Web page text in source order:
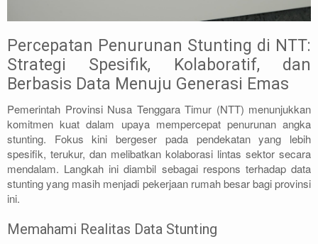
Percepatan Penurunan Stunting di NTT:
Strategi Spesifik, Kolaboratif, dan
Berbasis Data Menuju Generasi Emas
Pemerintah Provinsi Nusa Tenggara Timur (NTT) menunjukkan
komitmen kuat dalam upaya mempercepat penurunan angka
stunting. Fokus kini bergeser pada pendekatan yang lebih
spesifik, terukur, dan melibatkan kolaborasi lintas sektor secara
mendalam. Langkah ini diambil sebagai respons terhadap data
stunting yang masih menjadi pekerjaan rumah besar bagi provinsi
ini.
Memahami Realitas Data Stunting